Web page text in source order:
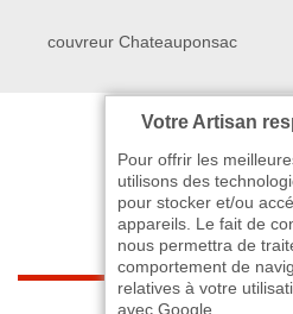
couvreur Chateauponsac
Votre Artisan
Pour offrir les
utilisons des
pour stocker et/ou
appareils. Le fait de
nous permettra de
comportement de
relatives à votre
avec Google.